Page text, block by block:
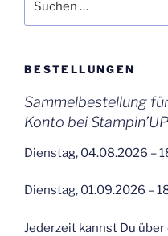
nach:
BESTELLUNGEN
Sammelbestellung
Konto bei
Dienstag, 04.08.2026 –
Dienstag, 01.09.2026 –
Jederzeit kannst Du über